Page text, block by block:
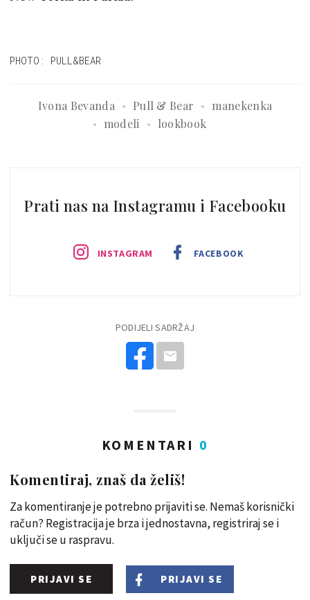
PHOTO: PULL&BEAR
Ivona Bevanda Pull & Bear
manekenka
modeli
lookbook
Prati nas na Instagramu i Facebooku
INSTAGRAM FACEBOOK
PODIJELI SADRŽAJ
KOMENTARI 0
Komentiraj, znaš da želiš!
Za komentiranje je potrebno prijaviti se. Nemaš korisnički
račun? Registracija je brza i jednostavna, registriraj se i
uključi se u raspravu.
PRIJAVI SE PRIJAVI SE